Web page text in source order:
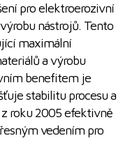
pro elektroerozivní
nástrojů. Tento
maximální
a výrobu
benefitem je
stabilitu procesu a
roku 2005 efektivně
vedením pro